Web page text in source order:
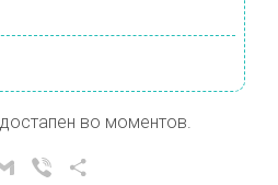
во моментов.
Gmail Viber